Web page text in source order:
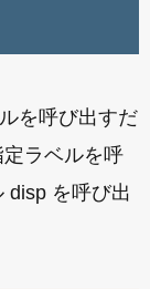
を呼び出すだ
ラベルを呼
disp を呼び出